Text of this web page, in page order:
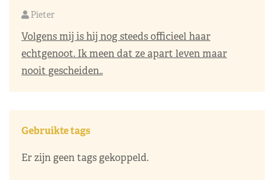
Pieter
Volgens mij is hij nog steeds officieel haar
echtgenoot. Ik meen dat ze apart leven maar
nooit gescheiden..
Gebruikte tags
Er zijn geen tags gekoppeld.